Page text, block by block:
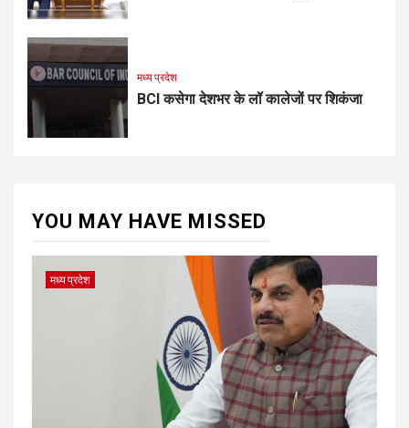
मध्य प्रदेश
BCI कसेगा देशभर के लॉ कालेजों पर शिकंजा
YOU MAY HAVE MISSED
मध्य प्रदेश